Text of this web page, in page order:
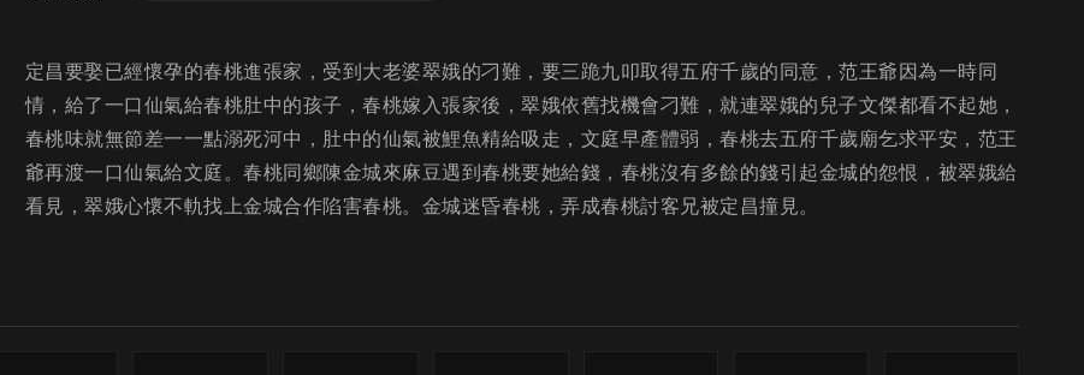
定昌要娶已經懷孕的春桃進張家，受到大老婆翠娥的刁難，要三跪九叩取得五府千歲的同意，范王爺因為一時同
情，給了一口仙氣給春桃肚中的孩子，春桃嫁入張家後，翠娥依舊找機會刁難，就連翠娥的兒子文傑都看不起她，
春桃味就無節差一一點溺死河中，肚中的仙氣被鯉魚精給吸走，文庭早產體弱，春桃去五府千歲廟乞求平安，范王
爺再渡一口仙氣給文庭。春桃同鄉陳金城來麻豆遇到春桃要她給錢，春桃沒有多餘的錢引起金城的怨恨，被翠娥給
看見，翠娥心懷不軌找上金城合作陷害春桃。金城迷昏春桃，弄成春桃討客兄被定昌撞見。